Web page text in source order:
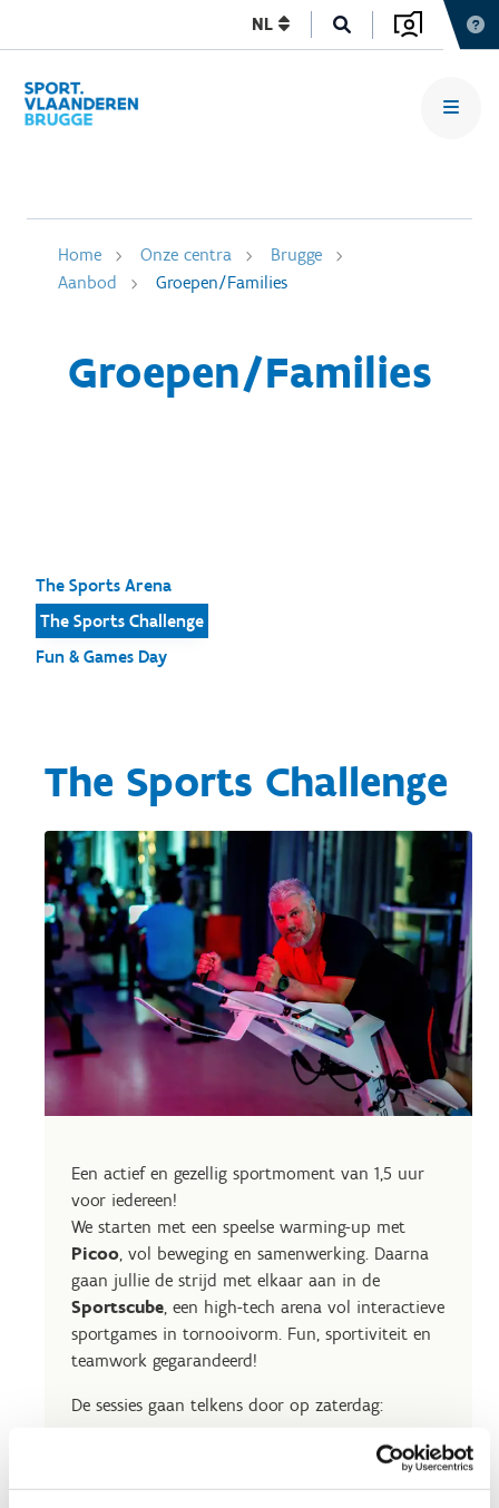
NL
Home Onze centra
Brugge
Aanbod
Groepen/Families
Groepen/Families
The Sports Arena
The Sports Challenge
Fun & Games Day
The Sports Challenge
Een actief en gezellig sportmoment van 1,5 uur
voor iedereen!
We starten met een speelse warming-up met
Picoo, vol beweging en samenwerking. Daarna
gaan jullie de strijd met elkaar aan in de
Sportscube, een high-tech arena vol interactieve
sportgames in tornooivorm. Fun, sportiviteit en
teamwork gegarandeerd!
De sessies gaan telkens door op zaterdag:
09.45 - 10.15 uur